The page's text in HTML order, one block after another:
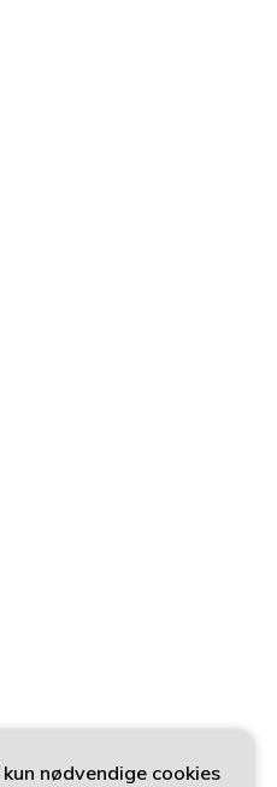
nødvendige cookies